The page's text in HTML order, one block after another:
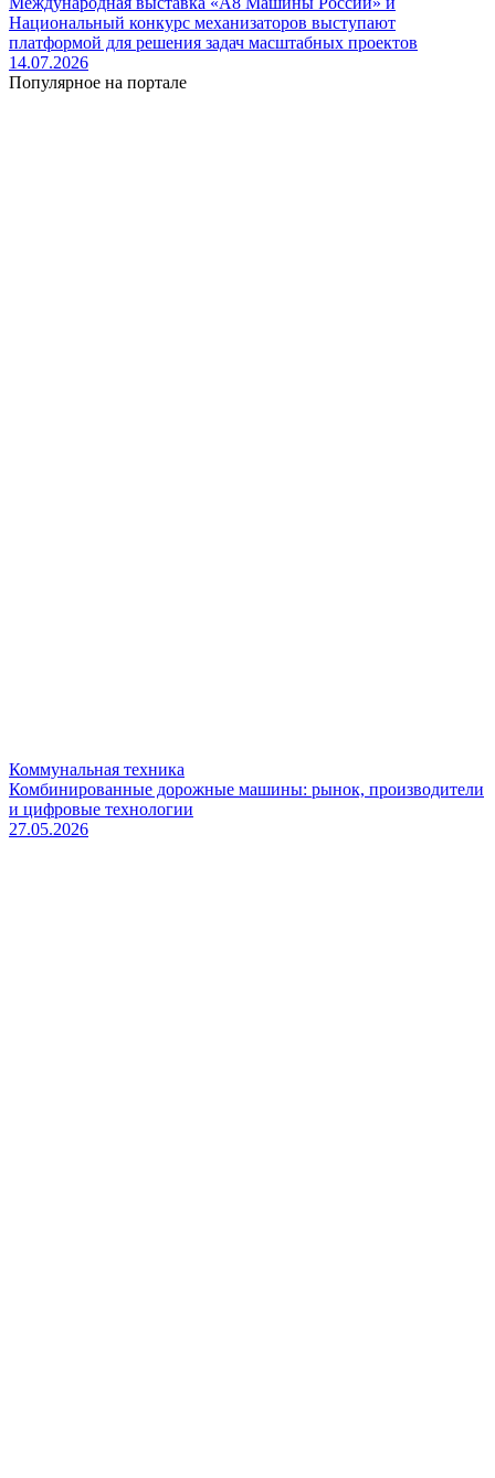
Национальный конкурс механизаторов выступают
платформой для решения задач масштабных проектов
14.07.2026
Популярное на портале
Коммунальная техника
Комбинированные дорожные машины: рынок, производители
и цифровые технологии
27.05.2026